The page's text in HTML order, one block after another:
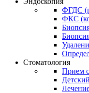
ФГДС
ФКС
Стоматология
Прием